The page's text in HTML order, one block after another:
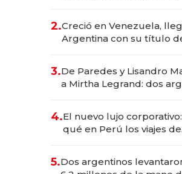
2.Creció en Venezuela,
Argentina con su título
las marcas "fast
3.De Paredes y Lisandro
a Mirtha Legrand: dos
4.El nuevo lujo
qué en Perú los viajes de
para convertirse en
transformadoras
5.Dos argentinos